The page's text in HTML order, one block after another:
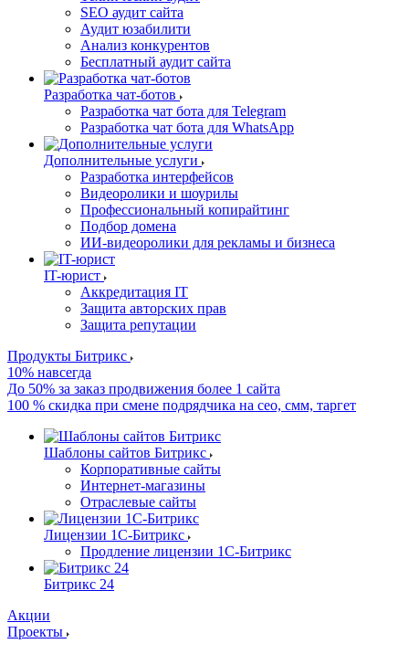
SEO аудит сайта
Аудит юзабилити
Анализ конкурентов
Бесплатный аудит сайта
Разработка чат-ботов
Разработка чат бота для Telegram
Разработка чат бота для WhatsApp
Дополнительные услуги
Разработка интерфейсов
Видеоролики и шоурилы
Профессиональный копирайтинг
Подбор домена
ИИ-видеоролики для рекламы и бизнеса
IT-юрист
Аккредитация IT
Защита авторских прав
Защита репутации
Продукты Битрикс
10% навсегда
До 50% за заказ продвижения более 1 сайта
100 % скидка при смене подрядчика на сео, смм, таргет
Шаблоны сайтов Битрикс
Корпоративные сайты
Интернет-магазины
Отраслевые сайты
Лицензии 1С-Битрикс
Продление лицензии 1С-Битрикс
Битрикс 24
Акции
Проекты